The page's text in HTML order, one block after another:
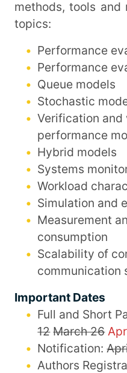
methods, tools
topics:
Performance
Performance
Queue models
Stochastic
Verification
performance
Hybrid models
Systems
Workload
Simulation and
Measurement
consumption
Scalability of
communication
Important Dates
Full and Short
12 March 26
Notification:
Authors